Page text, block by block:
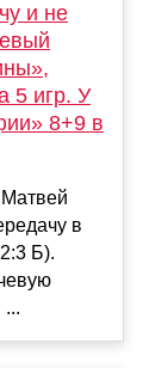
и не
5 игр. У
8+9 в
в
Б).
...